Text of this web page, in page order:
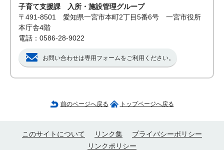
子育て支援課 入所・施設管理グループ
〒491-8501 愛知県一宮市本町2丁目5番6号 一宮市役所
本庁舎4階
電話：0586-28-9022
お問い合わせは専用フォームをご利用ください。
前のページへ戻る トップページへ戻る
このサイトについて リンク集
プライバシーポリシー
リンクポリシー